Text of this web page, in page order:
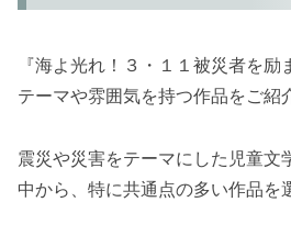
『海よ光れ！３・１１被災者を
テーマや雰囲気を持つ作品をご紹
震災や災害をテーマにした児童文
中から、特に共通点の多い作品を